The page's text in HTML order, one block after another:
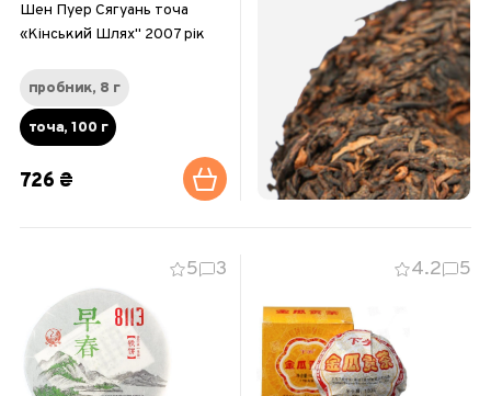
Шен Пуер Сягуань точа
«Кінський Шлях" 2007 рік
пробник, 8 г
точа, 100 г
726 ₴
5 3 4.2 5